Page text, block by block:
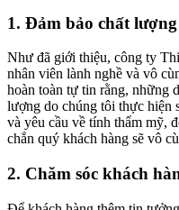
1. Đảm bảo chất
Như đã giới thiệu, công ty
nhân viên lành nghề và vô
hoàn toàn tự tin rằng, những
lượng do chúng tôi thực hiện
và yêu cầu về tính thẩm mỹ,
chắn quý khách hàng sẽ vô
2. Chăm sóc khách